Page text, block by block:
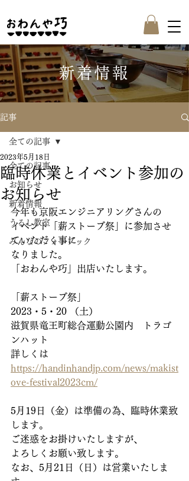
新着情報
記事
全ての記事
お知らせ
新着情報
うるし教室
みんなのフォトブック
全ての記事
臨時休業とイベント参加の
お知らせ
2023年5月18日
今年も京阪エンジニアリングさんの
イベント「薪ストーブ祭」に参加させ
ていただく事に
なりました。
「おわんや巧」出店いたします。
「薪ストーブ祭」
2023・5・20 （土）
滋賀県竜王町総合運動公園内　トラゴ
ンハット
詳しくは
https://handinhandjp.com/news/makist
ove-festival2023cm/
5月19日（金）は準備の為、臨時休業致
します。
ご迷惑をお掛けいたしますが、
よろしくお願い致します。
なお、5月21日（日）は営業いたしま